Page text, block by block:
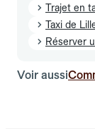
Trajet en
Taxi de
Réserver
Voir aussi